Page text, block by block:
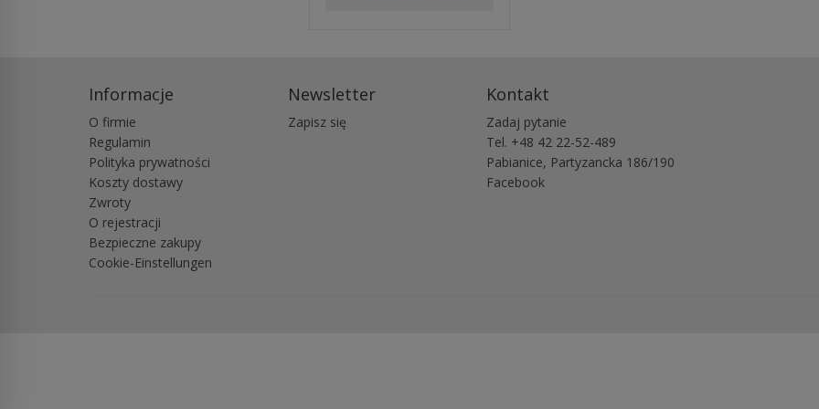
Informacje
O firmie
Regulamin
Polityka prywatności
Koszty dostawy
Zwroty
O rejestracji
Bezpieczne zakupy
Cookie-Einstellungen
Newsletter
Zapisz się
Kontakt
Zadaj pytanie
Tel. +48 42 22-52-489
Pabianice, Partyzancka 186/190
Facebook